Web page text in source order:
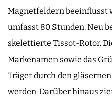
Magnetfeldern beeinflusst
umfasst 80 Stunden. Neu
skelettierte Tissot-Rotor.
Markenamen sowie das
Träger durch den
werden. Darüber hinaus